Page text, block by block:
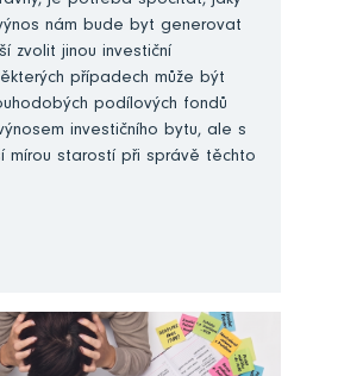
nám bude byt generovat
zvolit jinou investiční
případech může být
podílových fondů
investičního bytu, ale s
mírou starostí při správě těchto